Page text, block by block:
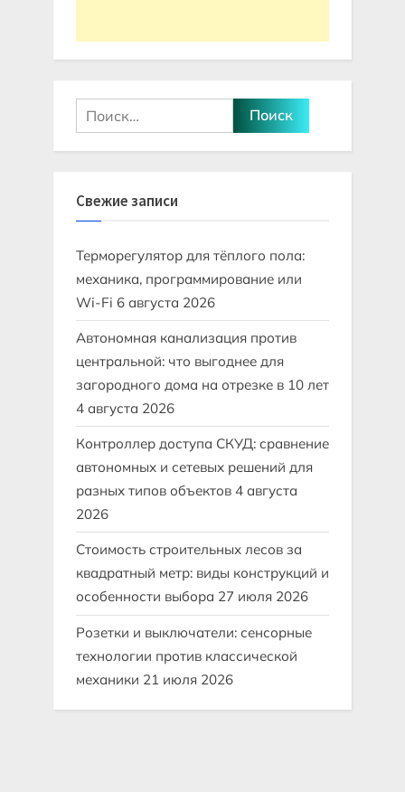
Найти:
Свежие записи
Терморегулятор для тёплого пола:
механика, программирование или
Wi-Fi 6 августа 2026
Автономная канализация против
центральной: что выгоднее для
загородного дома на отрезке в 10 лет
4 августа 2026
Контроллер доступа СКУД: сравнение
автономных и сетевых решений для
разных типов объектов 4 августа
2026
Стоимость строительных лесов за
квадратный метр: виды конструкций и
особенности выбора 27 июля 2026
Розетки и выключатели: сенсорные
технологии против классической
механики 21 июля 2026